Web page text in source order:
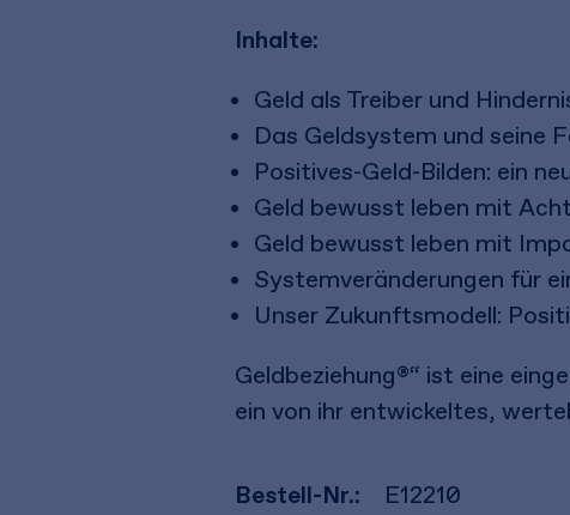
Inhalte:
Geld als Treiber und
Das Geldsystem und seine
Positives-Geld-Bilden: ein
Geld bewusst leben mit
Geld bewusst leben mit
Systemveränderungen für
Unser Zukunftsmodell:
Geldbeziehung®“ ist eine
ein von ihr entwickeltes,
Bestell-Nr.:
E12210